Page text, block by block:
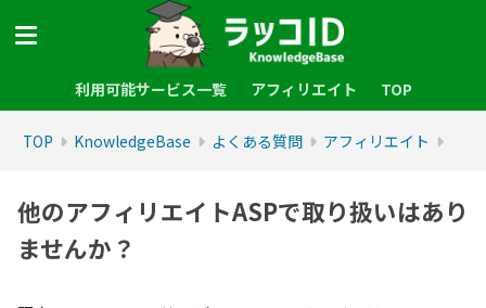
利用可能サービス一覧 アフィリエイト TOP
TOP KnowledgeBase よくある質問 アフィリエイト
他のアフィリエイトASPで取り扱いはあり
ませんか？